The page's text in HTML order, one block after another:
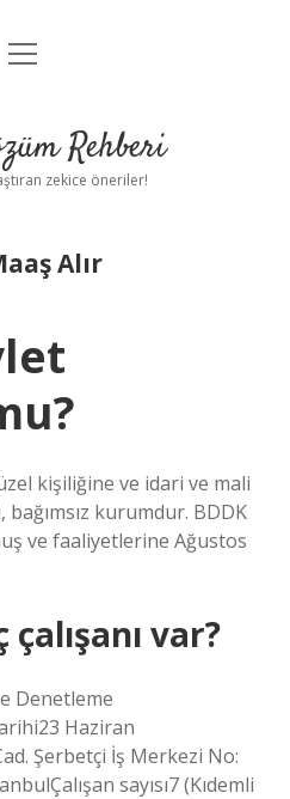
Uyarı
menüyü
Rehberi
zekice öneriler!
Alır
kişiliğine ve idari ve mali
kurumdur. BDDK
ve faaliyetlerine Ağustos
çalışanı var?
Denetleme
Haziran
Şerbetçi İş Merkezi No:
sayısı7 (Kıdemli